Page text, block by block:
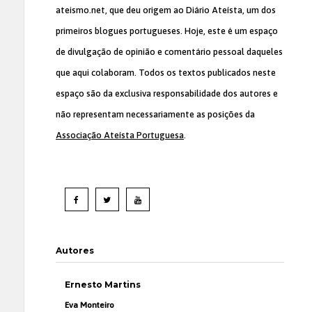
ateismo.net, que deu origem ao Diário Ateísta, um dos
primeiros blogues portugueses. Hoje, este é um espaço
de divulgação de opinião e comentário pessoal daqueles
que aqui colaboram. Todos os textos publicados neste
espaço são da exclusiva responsabilidade dos autores e
não representam necessariamente as posições da
Associação Ateísta Portuguesa.
Autores
Ernesto Martins
Eva Monteiro